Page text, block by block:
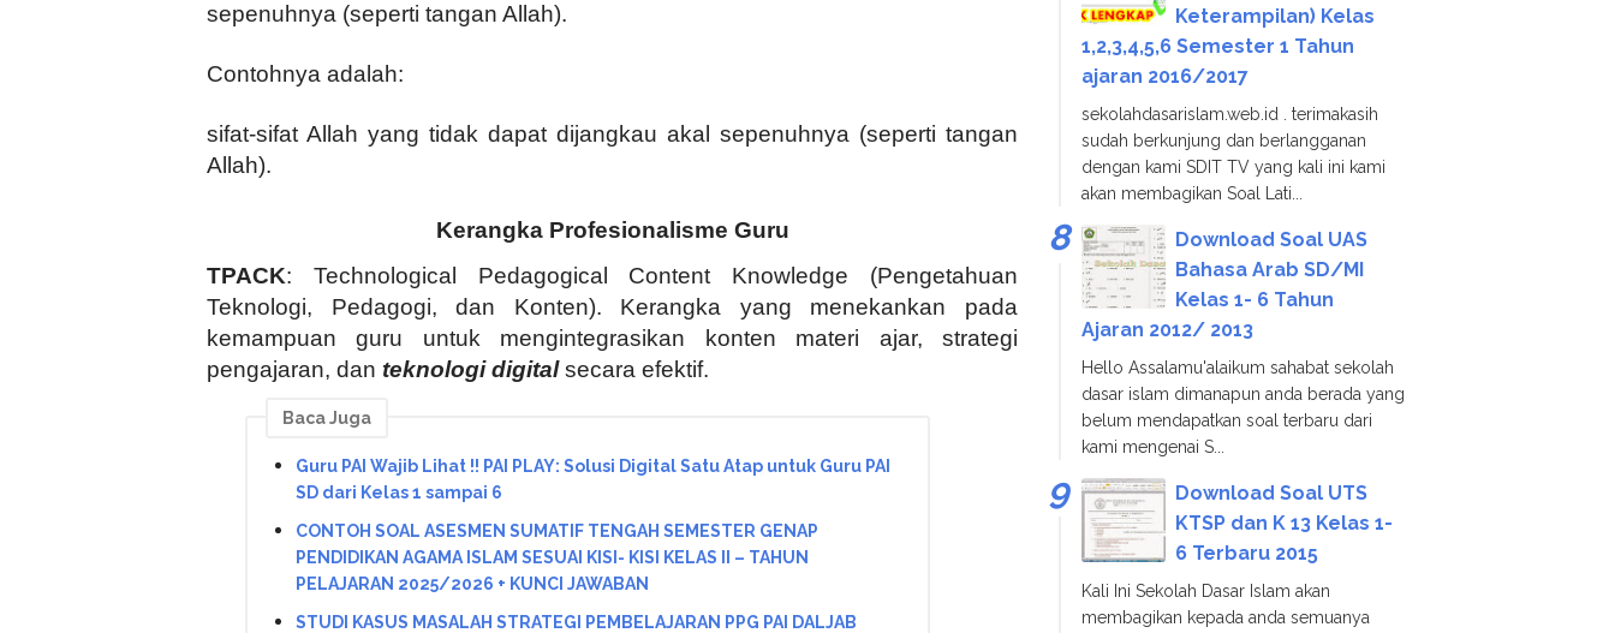
sepenuhnya (seperti tangan Allah).
Contohnya adalah:
sifat-sifat Allah yang tidak dapat dijangkau akal sepenuhnya (seperti tangan
Allah).
Kerangka Profesionalisme Guru
TPACK: Technological Pedagogical Content Knowledge (Pengetahuan
Teknologi, Pedagogi, dan Konten). Kerangka yang menekankan pada
kemampuan guru untuk mengintegrasikan konten materi ajar, strategi
pengajaran, dan teknologi digitalsecara efektif.
Baca Juga
Guru PAI Wajib Lihat !! PAI PLAY: Solusi Digital Satu Atap untuk Guru PAI
SD dari Kelas 1 sampai 6
CONTOH SOAL ASESMEN SUMATIF TENGAH SEMESTER GENAP
PENDIDIKAN AGAMA ISLAM SESUAI KISI- KISI KELAS II – TAHUN
PELAJARAN 2025/2026 + KUNCI JAWABAN
STUDI KASUS MASALAH STRATEGI PEMBELAJARAN PPG PAI DALJAB
Keterampilan) Kelas
1,2,3,4,5,6 Semester 1 Tahun
ajaran 2016/2017
sekolahdasarislam.web.id . terimakasih
sudah berkunjung dan berlangganan
dengan kami SDIT TV yang kali ini kami
akan membagikan Soal Lati...
Download Soal UAS
Bahasa Arab SD/MI
Kelas 1- 6 Tahun
Ajaran 2012/ 2013
Hello Assalamu'alaikum sahabat sekolah
dasar islam dimanapun anda berada yang
belum mendapatkan soal terbaru dari
kami mengenai S...
Download Soal UTS
KTSP dan K 13 Kelas 1-
6 Terbaru 2015
Kali Ini Sekolah Dasar Islam akan
membagikan kepada anda semuanya